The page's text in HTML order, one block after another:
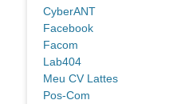
CyberANT
Facebook
Facom
Lab404
Meu CV Lattes
Pos-Com